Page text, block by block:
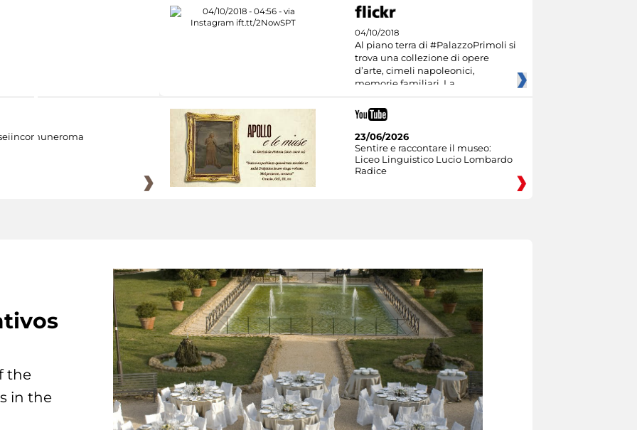
04/10/2018
Al piano terra di #PalazzoPrimoli si
trova una collezione di opere
d’arte, cimeli napoleonici,
memorie familiari. La
23/06/2026
Sentire e raccontare il museo:
Liceo Linguistico Lucio Lombardo
Radice
the
in the